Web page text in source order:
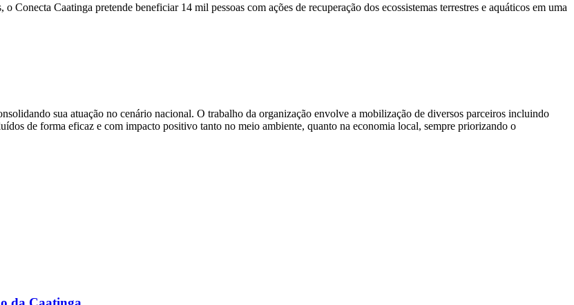
Caatinga pretende beneficiar 14 mil pessoas com ações de recuperação dos ecossistemas terrestres e aquáticos em uma
sua atuação no cenário nacional. O trabalho da organização envolve a mobilização de diversos parceiros incluindo
de forma eficaz e com impacto positivo tanto no meio ambiente, quanto na economia local, sempre priorizando o